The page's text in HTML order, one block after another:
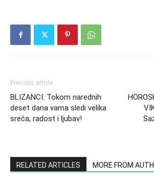
Previous article
BLIZANCI: Tokom narednih
deset dana vama sledi velika
sreća, radost i ljubav!
RELATED ARTICLES MORE FROM